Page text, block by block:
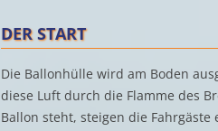
DER START
Die Ballonhülle wird am Boden
diese Luft durch die Flamme des
Ballon steht, steigen die